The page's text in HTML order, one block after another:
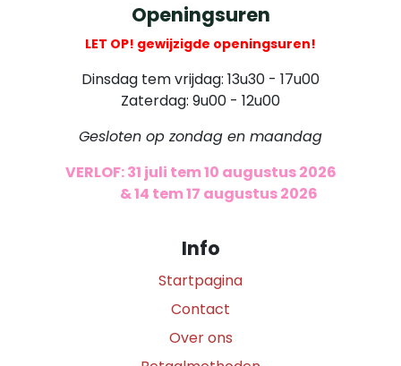
Openingsuren
LET OP! gewijzigde openingsuren!
Dinsdag tem vrijdag: 13u30 - 17u00
Zaterdag: 9u00 - 12u00
Gesloten op zondag en maandag
VERLOF: 31 juli tem 10 augustus 2026
& 14 tem 17 augustus 2026
Info
Startpagina
Contact
Over ons